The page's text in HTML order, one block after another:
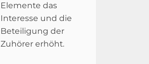
Elemente das
Interesse und die
Beteiligung der
Zuhörer erhöht.